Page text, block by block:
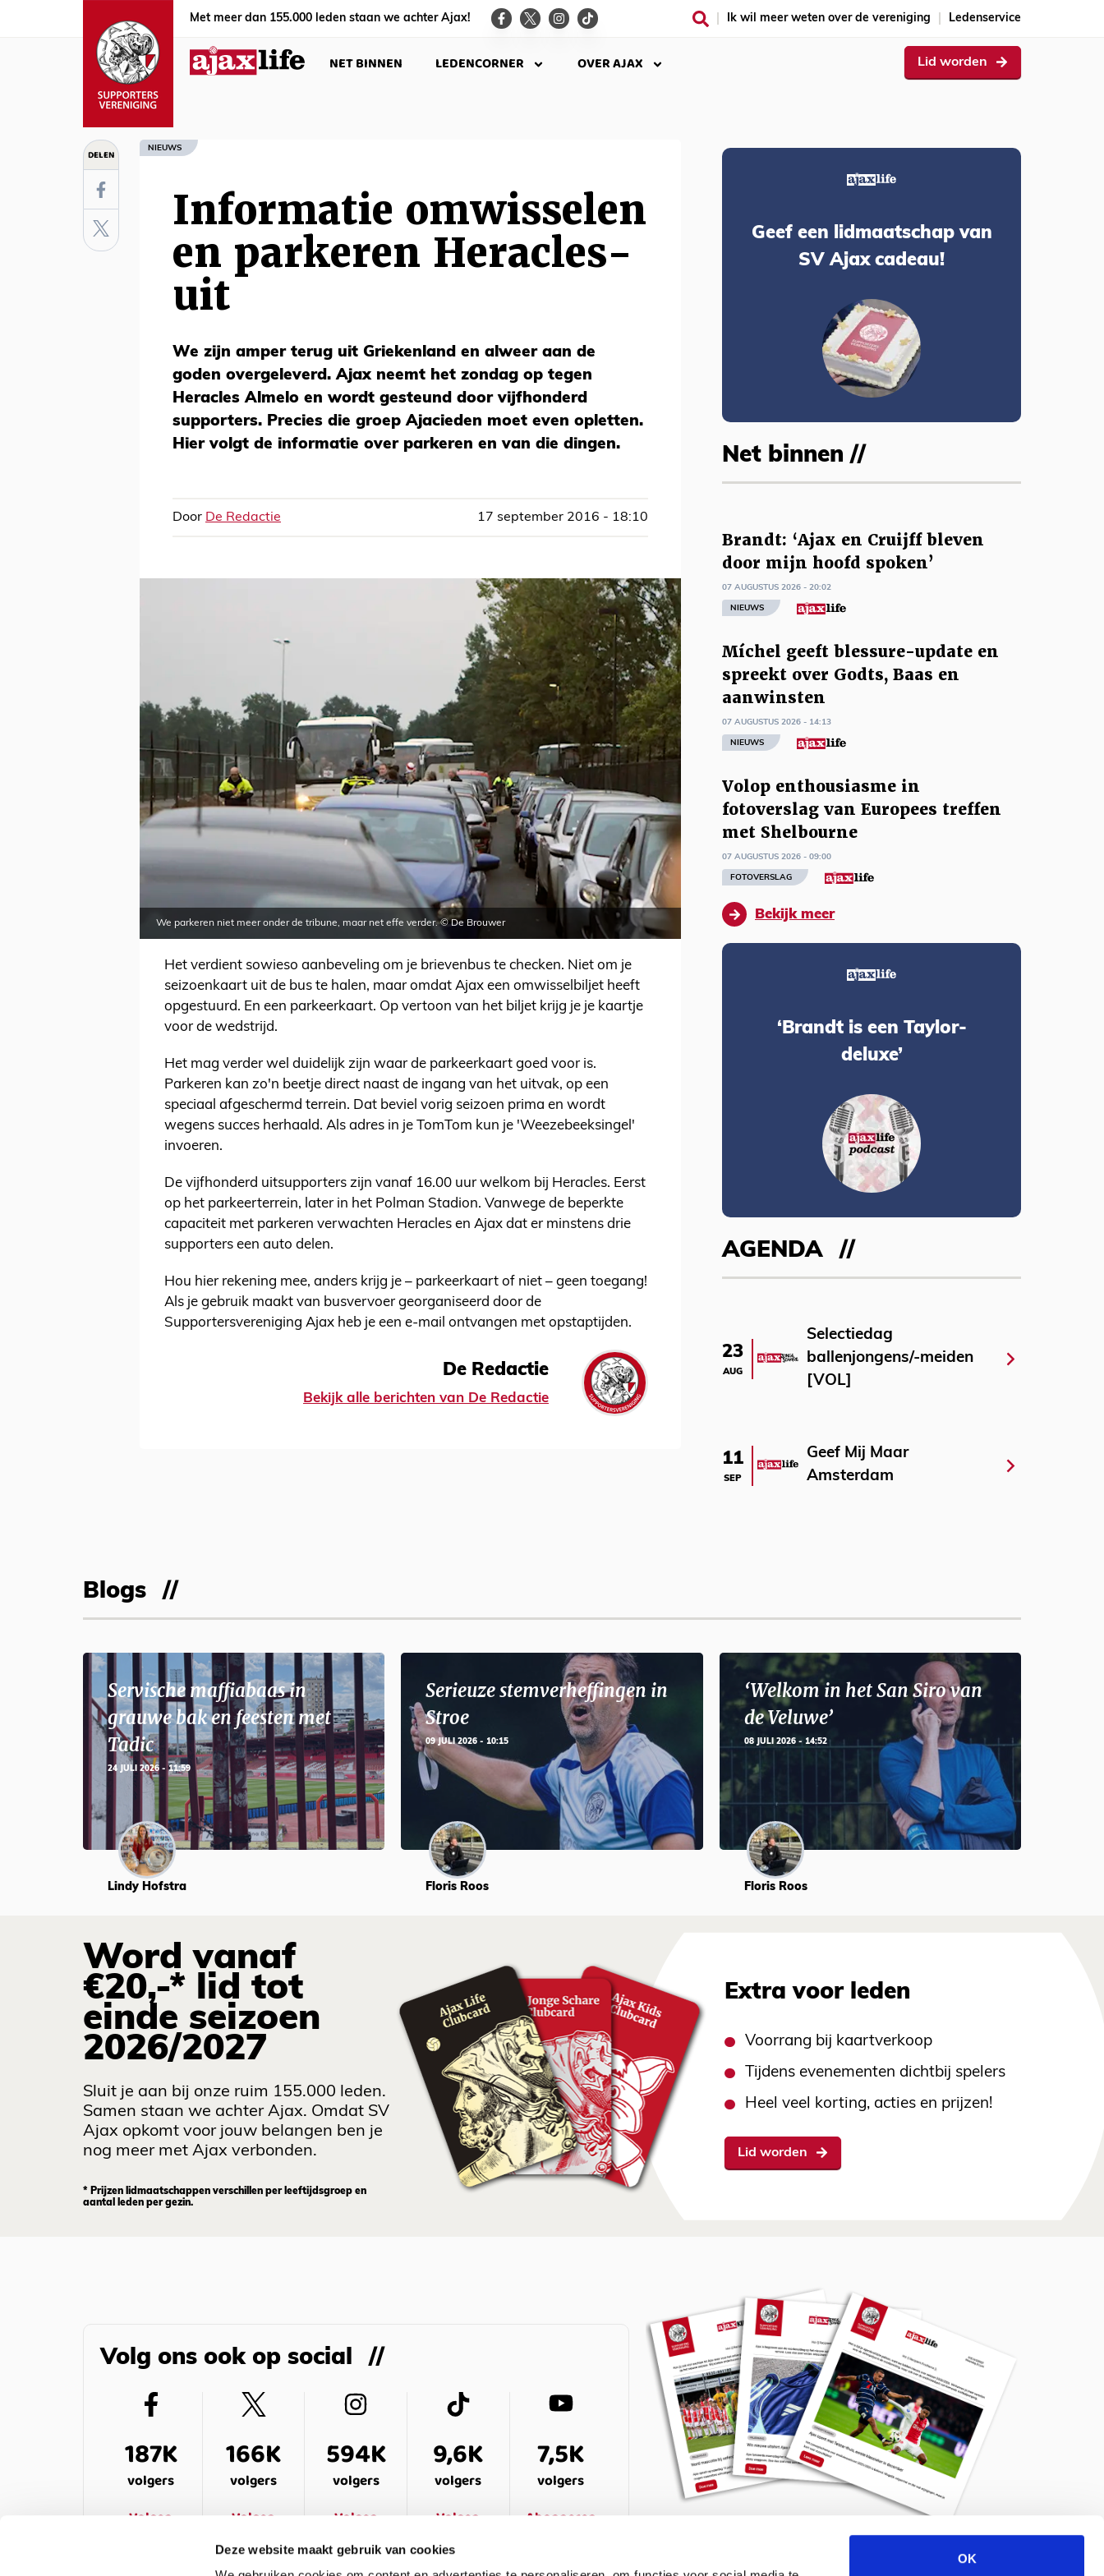
Deze website maakt gebruik van cookies
OK
Met meer dan 155.000 leden staan we achter Ajax! Ik wil meer weten over de vereniging Ledenservice
NET BINNEN LEDENCORNER OVER AJAX Lid worden
DELEN NIEUWS
Informatie omwisselen
en parkeren Heracles-
uit
We zijn amper terug uit Griekenland en alweer aan de
goden overgeleverd. Ajax neemt het zondag op tegen
Heracles Almelo en wordt gesteund door vijfhonderd
supporters. Precies die groep Ajacieden moet even opletten.
Hier volgt de informatie over parkeren en van die dingen.
Door De Redactie 17 september 2016 - 18:10
We parkeren niet meer onder de tribune, maar net effe verder. © De Brouwer
Het verdient sowieso aanbeveling om je brievenbus te checken. Niet om je
seizoenkaart uit de bus te halen, maar omdat Ajax een omwisselbiljet heeft
opgestuurd. En een parkeerkaart. Op vertoon van het biljet krijg je je kaartje
voor de wedstrijd.
Het mag verder wel duidelijk zijn waar de parkeerkaart goed voor is.
Parkeren kan zo'n beetje direct naast de ingang van het uitvak, op een
speciaal afgeschermd terrein. Dat beviel vorig seizoen prima en wordt
wegens succes herhaald. Als adres in je TomTom kun je 'Weezebeeksingel'
invoeren.
De vijfhonderd uitsupporters zijn vanaf 16.00 uur welkom bij Heracles. Eerst
op het parkeerterrein, later in het Polman Stadion. Vanwege de beperkte
capaciteit met parkeren verwachten Heracles en Ajax dat er minstens drie
supporters een auto delen.
Hou hier rekening mee, anders krijg je – parkeerkaart of niet – geen toegang!
Als je gebruik maakt van busvervoer georganiseerd door de
Supportersvereniging Ajax heb je een e-mail ontvangen met opstaptijden.
De Redactie
Bekijk alle berichten van De Redactie
Geef een lidmaatschap van
SV Ajax cadeau!
Net binnen //
Brandt: ‘Ajax en Cruijff bleven
door mijn hoofd spoken’
07 AUGUSTUS 2026 - 20:02
NIEUWS
Míchel geeft blessure-update en
spreekt over Godts, Baas en
aanwinsten
07 AUGUSTUS 2026 - 14:13
NIEUWS
Volop enthousiasme in
fotoverslag van Europees treffen
met Shelbourne
07 AUGUSTUS 2026 - 09:00
FOTOVERSLAG
Bekijk meer
‘Brandt is een Taylor-
deluxe’
AGENDA
23
AUG
Selectiedag
ballenjongens/-meiden
[VOL]
11
SEP
Geef Mij Maar
Amsterdam
Blogs
Servische maffiabaas in
grauwe bak en feesten met
Tadic
24 JULI 2026 - 11:59
Lindy Hofstra
Serieuze stemverheffingen in
Stroe
09 JULI 2026 - 10:15
Floris Roos
‘Welkom in het San Siro van
de Veluwe’
08 JULI 2026 - 14:52
Floris Roos
Word vanaf
€20,-* lid tot
einde seizoen
2026/2027
Sluit je aan bij onze ruim 155.000 leden.
Samen staan we achter Ajax. Omdat SV
Ajax opkomt voor jouw belangen ben je
nog meer met Ajax verbonden.
* Prijzen lidmaatschappen verschillen per leeftijdsgroep en
aantal leden per gezin.
Extra voor leden
Voorrang bij kaartverkoop
Tijdens evenementen dichtbij spelers
Heel veel korting, acties en prijzen!
Lid worden
Volg ons ook op social
187K
volgers
Volgen
166K
volgers
Volgen
594K
volgers
Volgen
9,6K
volgers
Volgen
7,5K
volgers
Abonneren
Meld je aan voor de nieuwsbrief